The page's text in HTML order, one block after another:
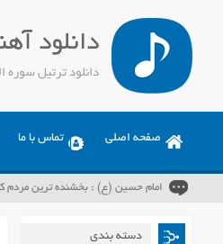
دانلود
صفحه اصلی تماس با ما
امام حسین (ع) : بخشنده ترین
دسته بندی